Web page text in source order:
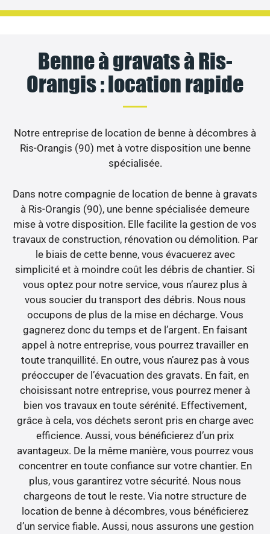
Benne à gravats à Ris-
Orangis : location rapide
Notre entreprise de location de benne à décombres à
Ris-Orangis (90) met à votre disposition une benne
spécialisée.
Dans notre compagnie de location de benne à gravats
à Ris-Orangis (90), une benne spécialisée demeure
mise à votre disposition. Elle facilite la gestion de vos
travaux de construction, rénovation ou démolition. Par
le biais de cette benne, vous évacuerez avec
simplicité et à moindre coût les débris de chantier. Si
vous optez pour notre service, vous n’aurez plus à
vous soucier du transport des débris. Nous nous
occupons de plus de la mise en décharge. Vous
gagnerez donc du temps et de l’argent. En faisant
appel à notre entreprise, vous pourrez travailler en
toute tranquillité. En outre, vous n’aurez pas à vous
préoccuper de l’évacuation des gravats. En fait, en
choisissant notre entreprise, vous pourrez mener à
bien vos travaux en toute sérénité. Effectivement,
grâce à cela, vos déchets seront pris en charge avec
efficience. Aussi, vous bénéficierez d’un prix
avantageux. De la même manière, vous pourrez vous
concentrer en toute confiance sur votre chantier. En
plus, vous garantirez votre sécurité. Nous nous
chargeons de tout le reste. Via notre structure de
location de benne à décombres, vous bénéficierez
d’un service fiable. Aussi, nous assurons une gestion